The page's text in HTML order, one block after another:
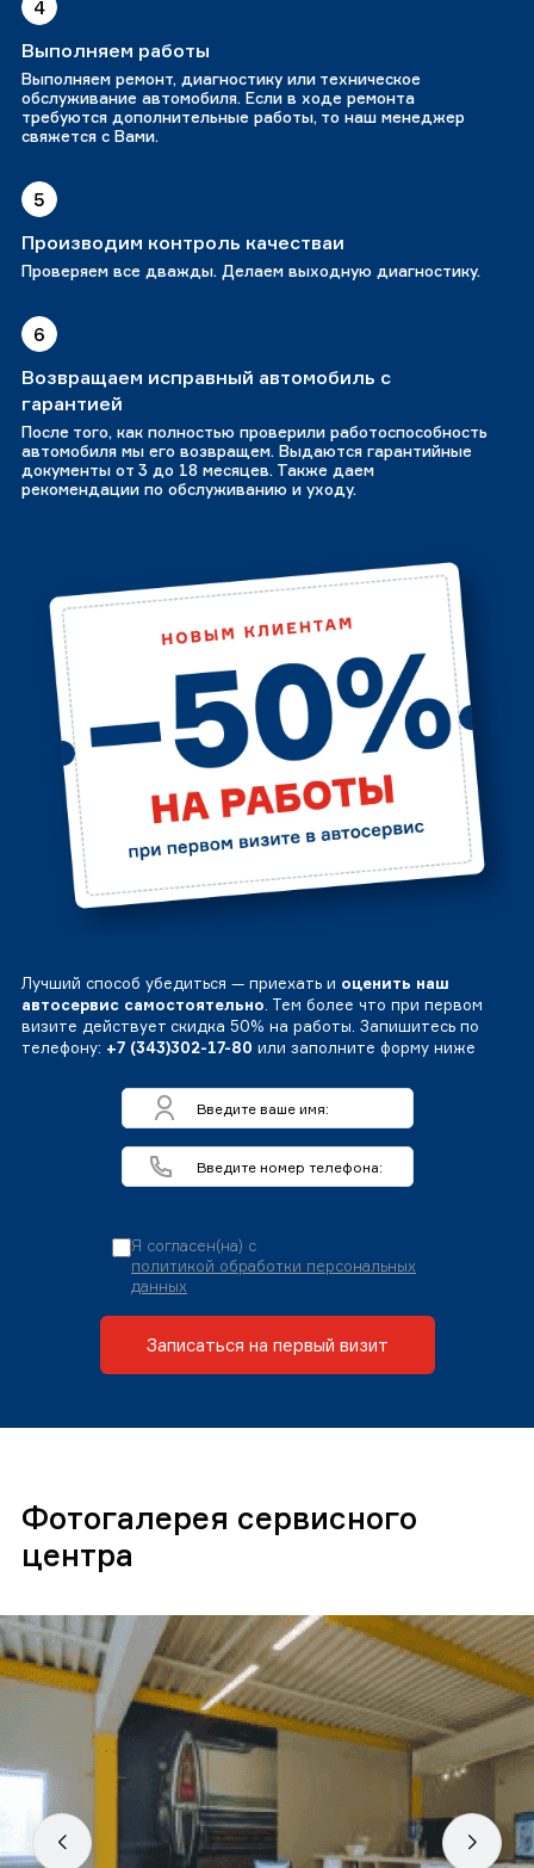
4
Выполняем работы
Выполняем ремонт, диагностику или техническое
обслуживание автомобиля. Если в ходе ремонта
требуются дополнительные работы, то наш менеджер
свяжется с Вами.
5
Производим контроль качестваи
Проверяем все дважды. Делаем выходную диагностику.
6
Возвращаем исправный автомобиль с
гарантией
После того, как полностью проверили работоспособность
автомобиля мы его возвращем. Выдаются гарантийные
документы от 3 до 18 месяцев. Также даем
рекомендации по обслуживанию и уходу.
Лучший способ убедиться — приехать и оценить наш
автосервис самостоятельно. Тем более что при первом
визите действует скидка 50% на работы. Запишитесь по
телефону: +7 (343)302-17-80 или заполните форму ниже
Я согласен(на) с
политикой обработки персональных
данных
Записаться на первый визит
Фотогалерея сервисного
центра